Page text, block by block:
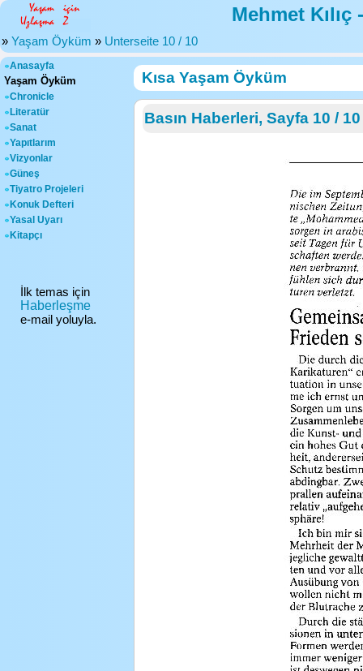
Mehmet
» Yaşam Öyküm » Unterseite 10 / 10
Anasayfa
Yaşam Öyküm
Chronicle
Literatür
Sanat
Yapıtlarım
Vizyonlar
Güneş
Tiyatro Projeleri
Konuk Defteri
Yasal Uyarı
Kitapçı
İlk temas için
Haberleşme
e-mail yoluyla.
Kısa Yaşam Öyküm
Basın Haberleri, Sayfa 10 / 10